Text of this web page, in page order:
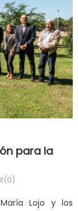
para la
Lojo y los